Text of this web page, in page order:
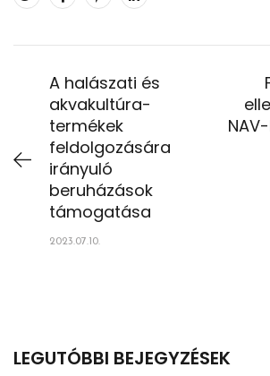
A halászati és
akvakultúra-
termékek
feldolgozására
irányuló
beruházások
támogatása
2023.07.10.
LEGUTÓBBI BEJEGYZÉSEK